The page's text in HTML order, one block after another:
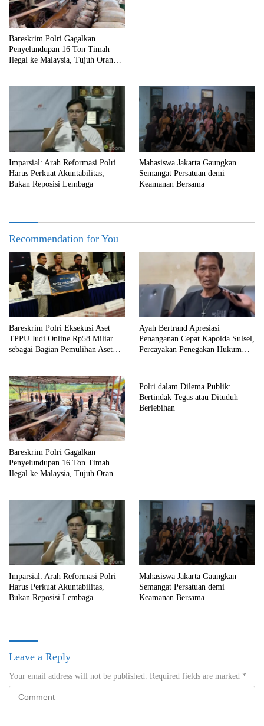
Bareskrim Polri Gagalkan
Penyelundupan 16 Ton Timah
Ilegal ke Malaysia, Tujuh Orang
Imparsial: Arah Reformasi Polri
Harus Perkuat Akuntabilitas,
Bukan Reposisi Lembaga
Mahasiswa Jakarta Gaungkan
Semangat Persatuan demi
Keamanan Bersama
Recommendation for You
Bareskrim Polri Eksekusi Aset
TPPU Judi Online Rp58 Miliar
sebagai Bagian Pemulihan Aset
Ayah Bertrand Apresiasi
Penanganan Cepat Kapolda Sulsel,
Percayakan Penegakan Hukum
Bareskrim Polri Gagalkan
Penyelundupan 16 Ton Timah
Ilegal ke Malaysia, Tujuh Orang
Polri dalam Dilema Publik:
Bertindak Tegas atau Dituduh
Berlebihan
Imparsial: Arah Reformasi Polri
Harus Perkuat Akuntabilitas,
Bukan Reposisi Lembaga
Mahasiswa Jakarta Gaungkan
Semangat Persatuan demi
Keamanan Bersama
Leave a Reply
Your email address will not be published. Required fields are marked *